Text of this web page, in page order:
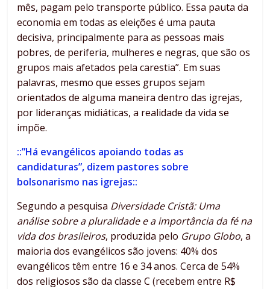
mês, pagam pelo transporte público. Essa pauta da
economia em todas as eleições é uma pauta
decisiva, principalmente para as pessoas mais
pobres, de periferia, mulheres e negras, que são os
grupos mais afetados pela carestia”. Em suas
palavras, mesmo que esses grupos sejam
orientados de alguma maneira dentro das igrejas,
por lideranças midiáticas, a realidade da vida se
impõe.
::”Há evangélicos apoiando todas as
candidaturas”, dizem pastores sobre
bolsonarismo nas igrejas::
Segundo a pesquisa Diversidade Cristã: Uma
análise sobre a pluralidade e a importância da fé na
vida dos brasileiros, produzida pelo Grupo Globo, a
maioria dos evangélicos são jovens: 40% dos
evangélicos têm entre 16 e 34 anos. Cerca de 54%
dos religiosos são da classe C (recebem entre R$